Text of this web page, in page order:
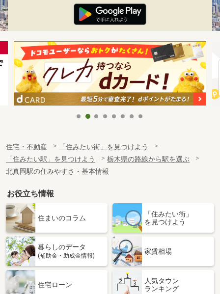
住宅・不動産
「住みたい街」を見つけよう
「住みたい駅」を見つけよう
栃木県の路線から駅を選ぶ
北真岡駅の住みやすさ・基本情報
お役立ち情報
住まいのコラム
「住みたい街」
を見つけよう
暮らしのデータ
(補助金・助成金情報)
家賃相場
住宅ローン
人気タウン
ランキング